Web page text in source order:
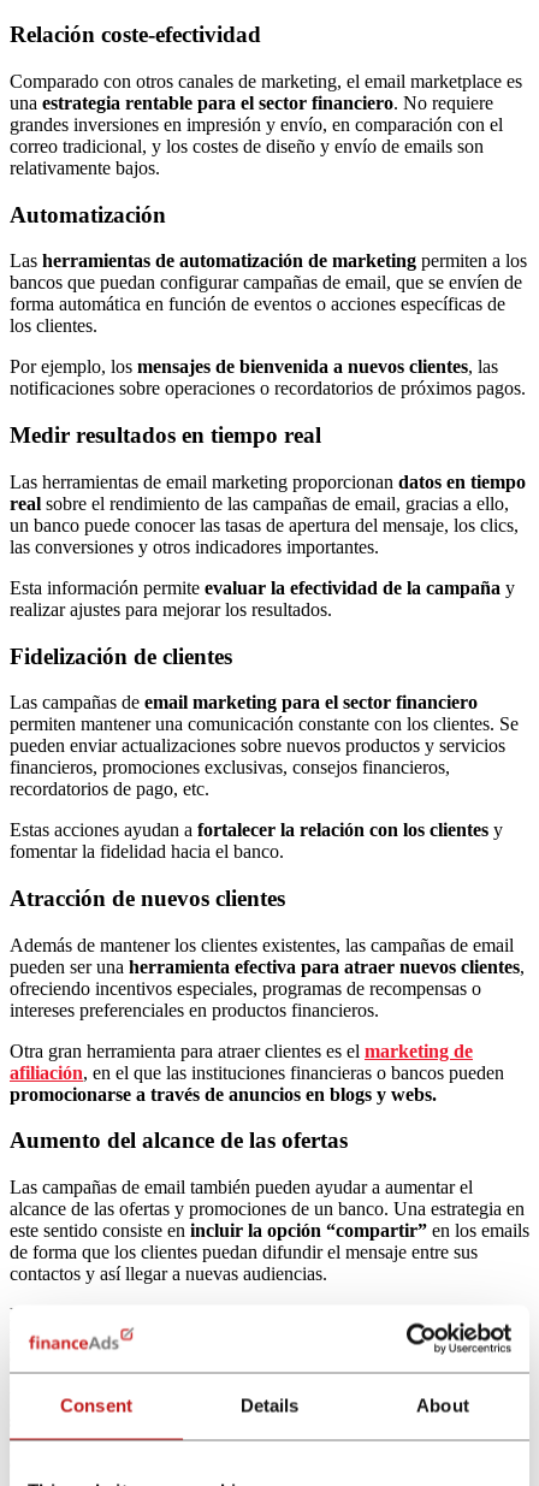
Consent Details About
Relación coste-efectividad
Comparado con otros canales de marketing, el email marketplace es
una estrategia rentable para el sector financiero. No requiere
grandes inversiones en impresión y envío, en comparación con el
correo tradicional, y los costes de diseño y envío de emails son
relativamente bajos.
Automatización
Las herramientas de automatización de marketing permiten a los
bancos que puedan configurar campañas de email, que se envíen de
forma automática en función de eventos o acciones específicas de
los clientes.
Por ejemplo, los mensajes de bienvenida a nuevos clientes, las
notificaciones sobre operaciones o recordatorios de próximos pagos.
Medir resultados en tiempo real
Las herramientas de email marketing proporcionan datos en tiempo
real sobre el rendimiento de las campañas de email, gracias a ello,
un banco puede conocer las tasas de apertura del mensaje, los clics,
las conversiones y otros indicadores importantes.
Esta información permite evaluar la efectividad de la campaña y
realizar ajustes para mejorar los resultados.
Fidelización de clientes
Las campañas de email marketing para el sector financiero
permiten mantener una comunicación constante con los clientes. Se
pueden enviar actualizaciones sobre nuevos productos y servicios
financieros, promociones exclusivas, consejos financieros,
recordatorios de pago, etc.
Estas acciones ayudan a fortalecer la relación con los clientes y
fomentar la fidelidad hacia el banco.
Atracción de nuevos clientes
Además de mantener los clientes existentes, las campañas de email
pueden ser una herramienta efectiva para atraer nuevos clientes,
ofreciendo incentivos especiales, programas de recompensas o
intereses preferenciales en productos financieros.
Otra gran herramienta para atraer clientes es el marketing de
afiliación, en el que las instituciones financieras o bancos pueden
promocionarse a través de anuncios en blogs y webs.
Aumento del alcance de las ofertas
Las campañas de email también pueden ayudar a aumentar el
alcance de las ofertas y promociones de un banco. Una estrategia en
este sentido consiste en incluir la opción “compartir” en los emails
de forma que los clientes puedan difundir el mensaje entre sus
contactos y así llegar a nuevas audiencias.
Esta estrategia resulta muy efectiva cuando se ofrecen
los clientes actuales
que recomiendan los servicios bancarios a sus
Utilizando las estrategias expuestas de
email marketing para el
campañas y lograr resultados positivos en términos de participación,